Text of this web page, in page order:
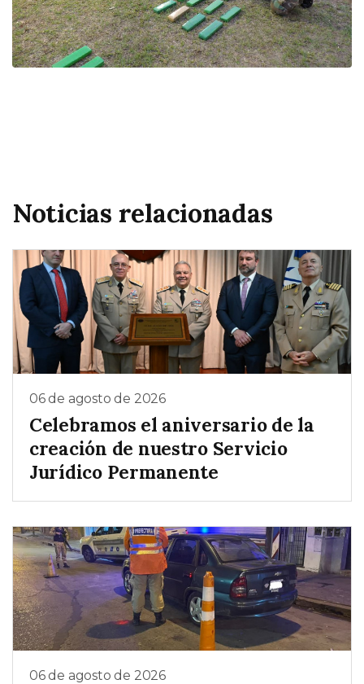
Noticias relacionadas
06 de agosto de 2026
Celebramos el aniversario de la
creación de nuestro Servicio
Jurídico Permanente
06 de agosto de 2026